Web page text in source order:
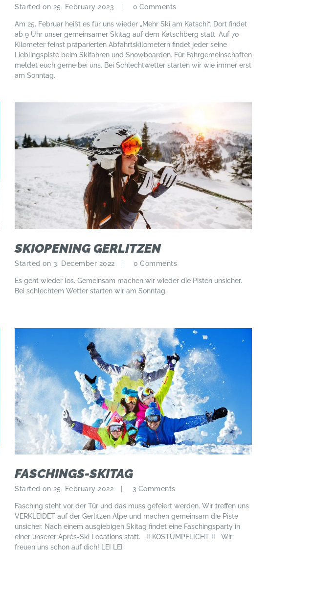
Started on 25. February 2023 0 Comments
Am 25. Februar heißt es für uns wieder „Mehr Ski am Katschi“. Dort findet
ab 9 Uhr unser gemeinsamer Skitag auf dem Katschberg statt. Auf 70
Kilometer feinst präparierten Abfahrtskilometern findet jeder seine
Lieblingspiste beim Skifahren und Snowboarden. Für Fahrgemeinschaften
meldet euch gerne bei uns. Bei Schlechtwetter starten wir wie immer erst
am Sonntag.
SKIOPENING GERLITZEN
Started on 3. December 2022 0 Comments
Es geht wieder los. Gemeinsam machen wir wieder die Pisten unsicher.
Bei schlechtem Wetter starten wir am Sonntag.
FASCHINGS-SKITAG
Started on 25. February 2022 3 Comments
Fasching steht vor der Tür und das muss gefeiert werden. Wir treffen uns
VERKLEIDET auf der Gerlitzen Alpe und machen gemeinsam die Piste
unsicher. Nach einem ausgiebigen Skitag findet eine Faschingsparty in
einer unserer Après-Ski Locations statt. !! KOSTÜMPFLICHT !! Wir
freuen uns schon auf dich! LEI LEI